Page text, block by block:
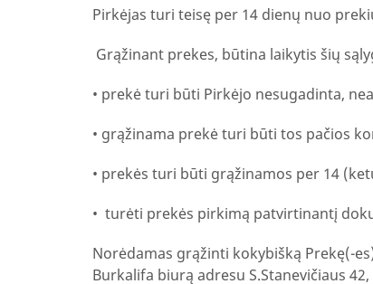
Pirkėjas turi teisę per 14 dienų nuo
Grąžinant prekes, būtina laikytis šių
• prekė turi būti Pirkėjo nesugadinta,
• grąžinama prekė turi būti tos pačios
• prekės turi būti grąžinamos per 14
• turėti prekės pirkimą patvirtinantį
Norėdamas grąžinti kokybišką Prekę(-
Burkalifa biurą adresu S.Stanevičiaus